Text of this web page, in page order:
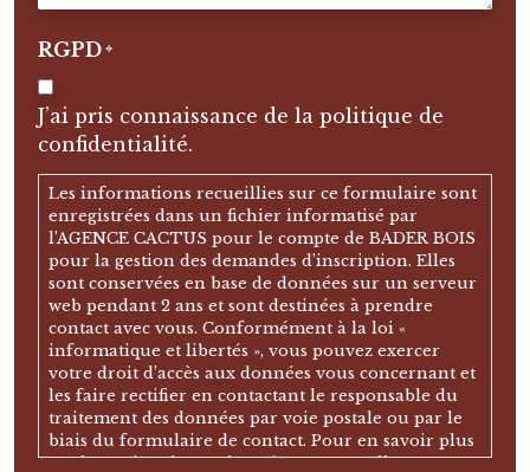
RGPD*
J’ai pris connaissance de la politique de
confidentialité.
Les informations recueillies sur ce formulaire sont
enregistrées dans un fichier informatisé par
l’AGENCE CACTUS pour le compte de BADER BOIS
pour la gestion des demandes d’inscription. Elles
sont conservées en base de données sur un serveur
web pendant 2 ans et sont destinées à prendre
contact avec vous. Conformément à la loi «
informatique et libertés », vous pouvez exercer
votre droit d’accès aux données vous concernant et
les faire rectifier en contactant le responsable du
traitement des données par voie postale ou par le
biais du formulaire de contact. Pour en savoir plus
sur la gestion de vos données personnelles, vous